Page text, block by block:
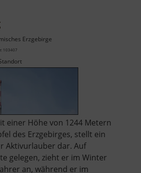
Erzgebirge
103407
einer Höhe von 1244 Metern
des Erzgebirges, stellt ein
Aktivurlauber dar. Auf
gelegen, zieht er im Winter
an, während er im